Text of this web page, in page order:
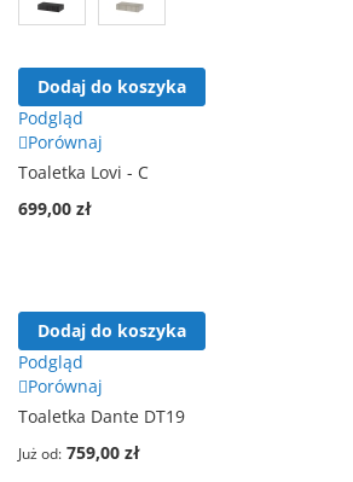
Dodaj do koszyka
Podgląd
Porównaj
Toaletka Lovi - C
699,00 zł
Dodaj do koszyka
Podgląd
Porównaj
Toaletka Dante DT19
Już od 759,00 zł